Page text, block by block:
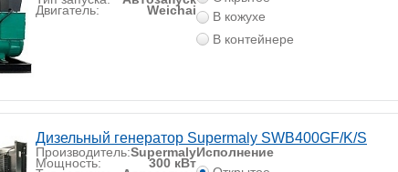
Двигатель: Weichai
В кожухе
В контейнере
Дизельный генератор Supermaly SWB400GF/K/S
Производитель:Supermaly
Мощность: 300 кВт
Исполнение